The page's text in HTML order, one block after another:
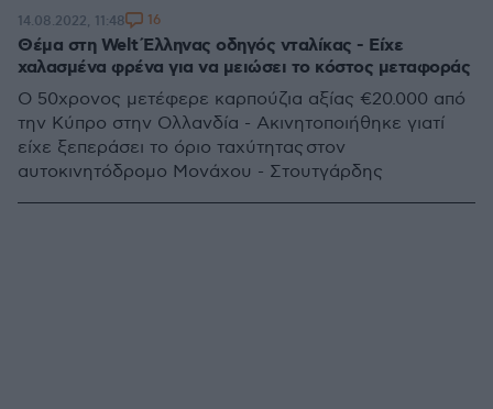
Θέμα στη Welt Έλληνας οδηγός νταλίκας - Είχε
χαλασμένα φρένα για να μειώσει το κόστος μεταφοράς
Ο 50χρονος μετέφερε καρπούζια αξίας €20.000 από
την Κύπρο στην Ολλανδία - Ακινητοποιήθηκε γιατί
είχε ξεπεράσει το όριο ταχύτητας στον
αυτοκινητόδρομο Μονάχου - Στουτγάρδης
14.08.2022, 11:48 16